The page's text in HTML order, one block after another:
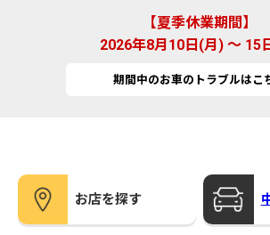
夏季休業期間
2026年8月10日(月) ～ 15
期間中のお車のトラブルはこ
お店を探す